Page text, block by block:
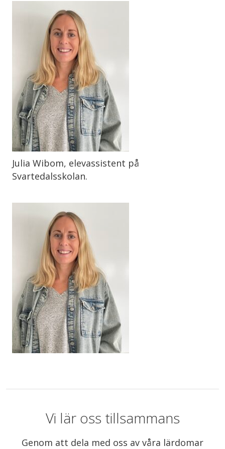
Julia Wibom, elevassistent på
Svartedalsskolan.
Vi lär oss tillsammans
Genom att dela med oss av våra lärdomar